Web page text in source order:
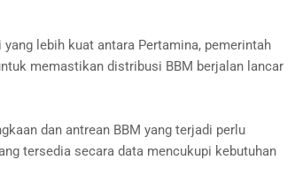
lebih kuat antara Pertamina, pemerintah
memastikan distribusi BBM berjalan lancar
dan antrean BBM yang terjadi perlu
tersedia secara data mencukupi kebutuhan